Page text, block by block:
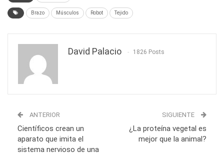
Brazo Músculos Robot Tejido
David Palacio 1826 Posts
ANTERIOR
Científicos crean un
aparato que imita el
sistema nervioso de una
SIGUIENTE
¿La proteína vegetal es
mejor que la animal?